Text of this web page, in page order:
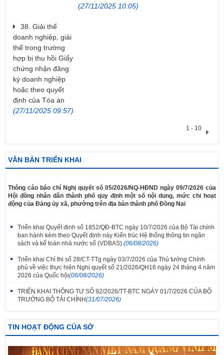
(27/11/2025 10:05)
38. Giải thể
doanh nghiệp, giải
thể trong trường
hợp bị thu hồi Giấy
chứng nhận đăng
ký doanh nghiệp
hoặc theo quyết
định của Tòa án
(27/11/2025 09:57)
1 - 10
VĂN BẢN TRIỂN KHAI
​Thông cáo báo chí Nghị quyết số 05/2026/NQ-HĐND ngày 09/7/2026 của
Hội đồng nhân dân thành phố quy định một số nội dung, mức chi hoạt
động của Đảng ủy xã, phường trên địa bàn thành phố Đồng Nai
Triển khai Quyết định số 1852/QĐ-BTC ngày 10/7/2026 của Bộ Tài chính
ban hành kèm theo Quyết định này Kiến trúc Hệ thống thông tin ngân
sách và kế toán nhà nước số (VDBAS). (06/08/2026)
Triển khai Chỉ thị số 28/CT-TTg ngày 03/7/2026 của Thủ tướng Chính
phủ về việc thực hiện Nghị quyết số 21/2026/QH16 ngày 24 tháng 4 năm
2026 của Quốc hội(06/08/2026)
TRIỂN KHAI THÔNG TƯ SỐ 92/2026/TT-BTC NGÀY 01/7/2026 CỦA BỘ
TRƯỞNG BỘ TÀI CHÍNH(31/07/2026)
TIN HOẠT ĐỘNG CỦA SỞ